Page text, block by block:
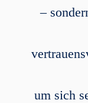
–
um sich